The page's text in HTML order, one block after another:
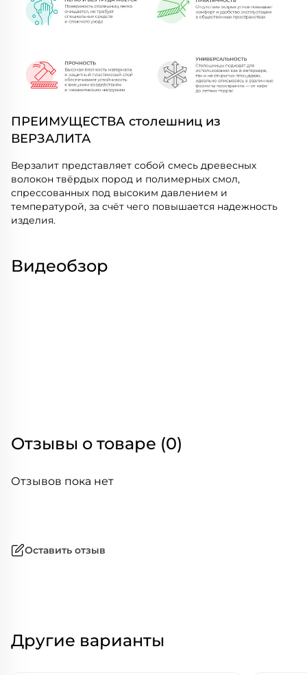
ПРЕИМУЩЕСТВА столешниц из
ВЕРЗАЛИТА
Верзалит представляет собой смесь древесных
волокон твёрдых пород и полимерных смол,
спрессованных под высоким давлением и
температурой, за счёт чего повышается надежность
изделия.
Видеобзор
Отзывы о товаре (0)
Отзывов пока нет
Оставить отзыв
Другие варианты